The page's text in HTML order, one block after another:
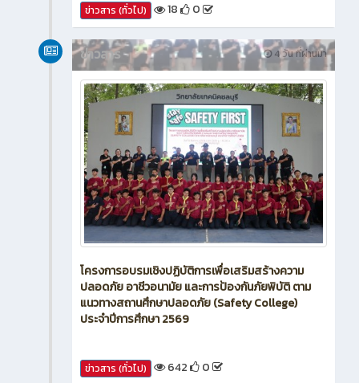
ข่าวสาร (ทั่วไป) 18 0
4 วัน ที่ผ่านมา
ข่าวสาร
โครงการอบรมเชิงปฏิบัติการเพื่อเสริมสร้างความ
ปลอดภัย อาชีวอนามัย และการป้องกันภัยพิบัติ ตาม
แนวทางสถานศึกษาปลอดภัย (Safety College)
ประจำปีการศึกษา 2569
ข่าวสาร (ทั่วไป) 642 0